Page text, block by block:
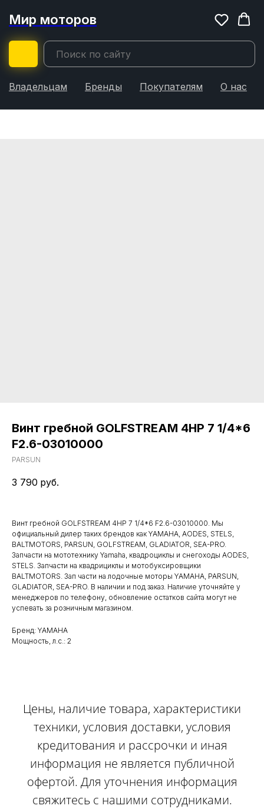
Мир моторов
Владельцам Бренды Покупателям О нас
Винт гребной GOLFSTREAM 4HP 7 1/4*6
F2.6-03010000
PARSUN
3 790 руб.
Винт гребной GOLFSTREAM 4HP 7 1/4*6 F2.6-03010000. Мы
официальный дилер таких брендов как YAMAHA, AODES, STELS,
BALTMOTORS, PARSUN, GOLFSTREAM, GLADIATOR, SEA-PRO.
Запчасти на мототехнику Yamaha, квадроциклы и снегоходы AODES,
STELS. Запчасти на квадрициклы и мотобуксировщики
BALTMOTORS. Зап части на лодочные моторы YAMAHA, PARSUN,
GLADIATOR, SEA-PRO. В наличии и под заказ. Наличие уточняйте у
менеджеров по телефону, обновление остатков сайта могут не
успевать за розничным магазином.
Бренд: YAMAHA
Мощность, л.с.: 2
Цены, наличие товара, характеристики
техники, условия доставки, условия
кредитования и рассрочки и иная
информация не является публичной
офертой. Для уточнения информация
свяжитесь с нашими сотрудниками.